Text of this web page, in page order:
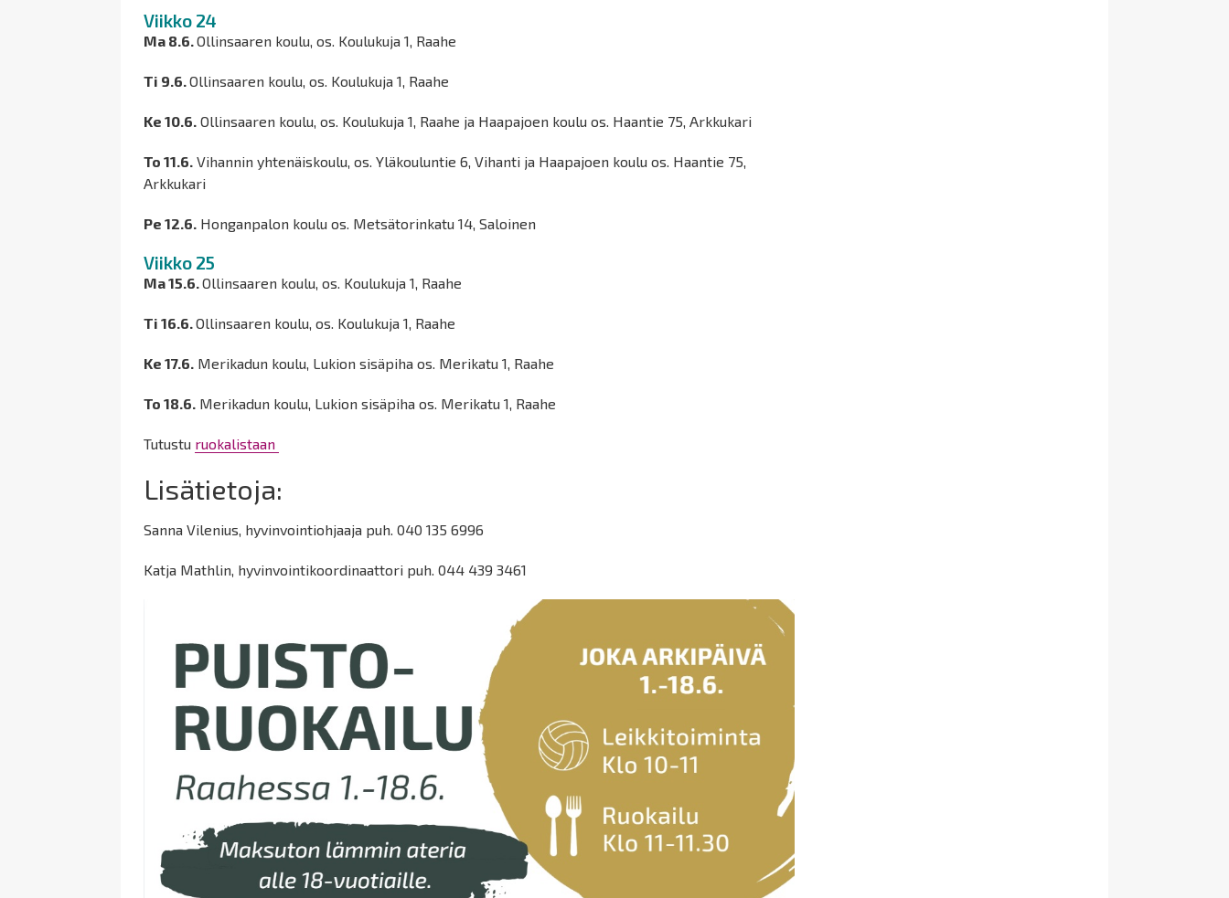
Viikko 24
Ma 8.6.Ollinsaaren koulu, os. Koulukuja 1, Raahe
Ti 9.6.Ollinsaaren koulu, os. Koulukuja 1, Raahe
Ke 10.6. Ollinsaaren koulu, os. Koulukuja 1, Raahe ja Haapajoen koulu os. Haantie 75, Arkkukari
To 11.6. Vihannin yhtenäiskoulu, os. Yläkouluntie 6, Vihanti ja Haapajoen koulu os. Haantie 75,
Arkkukari
Pe 12.6. Honganpalon koulu os. Metsätorinkatu 14, Saloinen
Viikko 25
Ma 15.6.Ollinsaaren koulu, os. Koulukuja 1, Raahe
Ti 16.6.Ollinsaaren koulu, os. Koulukuja 1, Raahe
Ke 17.6. Merikadun koulu, Lukion sisäpiha os. Merikatu 1, Raahe
To 18.6. Merikadun koulu, Lukion sisäpiha os. Merikatu 1, Raahe
Tutustu ruokalistaan
Lisätietoja:
Sanna Vilenius, hyvinvointiohjaaja puh. 040 135 6996
Katja Mathlin, hyvinvointikoordinaattori puh. 044 439 3461